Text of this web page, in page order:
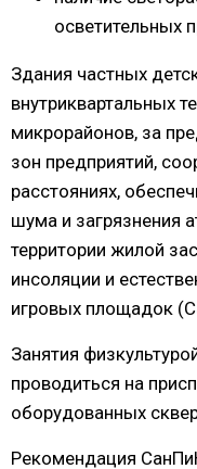
осветительных
Здания частных
внутриквартальных
микрорайонов, за
зон предприятий,
расстояниях,
шума и загрязнения
территории жилой
инсоляции и
игровых площадок
Занятия
проводиться на
оборудованных
Рекомендация